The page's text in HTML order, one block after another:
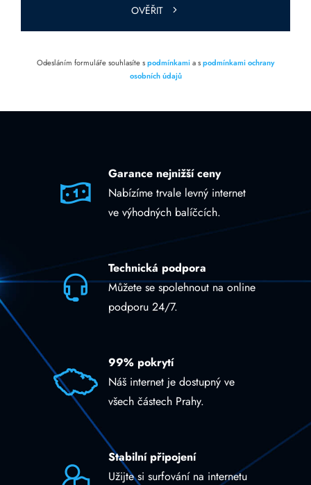
OVĚŘIT
Odesláním formuláře souhlasíte spodmínkamia spodmínkami ochrany
osobních údajů
Garance nejnižší ceny
Nabízíme trvale levný internet
ve výhodných balíčcích.
Technická podpora
Můžete se spolehnout na online
podporu 24/7.
99% pokrytí
Náš internet je dostupný ve
všech částech Prahy.
Stabilní připojení
Užijte si surfování na internetu